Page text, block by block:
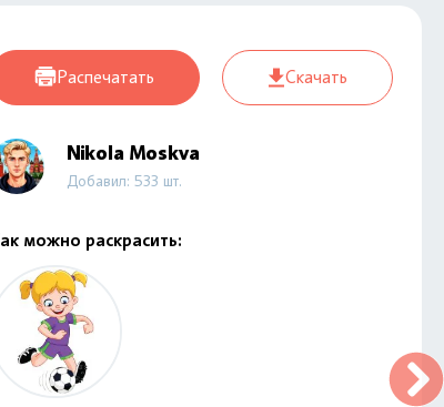
Распечатать Скачать
Nikola Moskva
Добавил: 533 шт.
можно раскрасить: